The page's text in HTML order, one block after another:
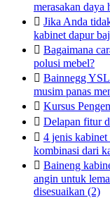
merasakan daya
 Jika Anda
kabinet dapur
 Bagaimana
polusi mebel?
 Bainnegg
musim panas
 Kursus
 Delapan fitur
 4 jenis
kombinasi dari
 Baineng
angin untuk
disesuaikan (2)